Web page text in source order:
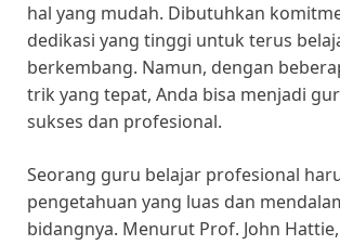
hal yang mudah. Dibutuhkan
dedikasi yang tinggi untuk terus
berkembang. Namun, dengan
trik yang tepat, Anda bisa menjadi
sukses dan profesional.
Seorang guru belajar profesional
pengetahuan yang luas dan
bidangnya. Menurut Prof. John